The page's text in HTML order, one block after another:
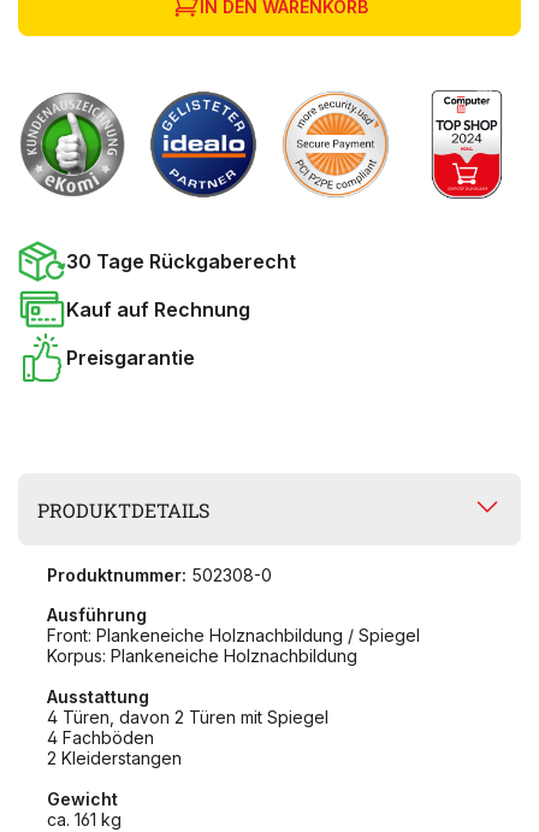
IN DEN WARENKORB
30 Tage Rückgaberecht
Kauf auf Rechnung
Preisgarantie
PRODUKTDETAILS
Produktnummer: 502308-0
Ausführung
Front: Plankeneiche Holznachbildung / Spiegel
Korpus: Plankeneiche Holznachbildung
Ausstattung
4 Türen, davon 2 Türen mit Spiegel
4 Fachböden
2 Kleiderstangen
Gewicht
ca. 161 kg